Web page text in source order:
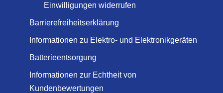
Einwilligungen widerrufen
Barrierefreiheitserklärung
Informationen zu Elektro- und Elektronikgeräten
Batterieentsorgung
Informationen zur Echtheit von
Kundenbewertungen